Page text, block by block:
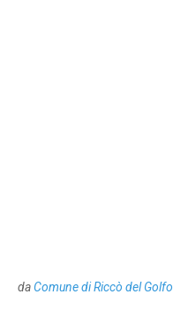
daComune di Riccò del Golfo